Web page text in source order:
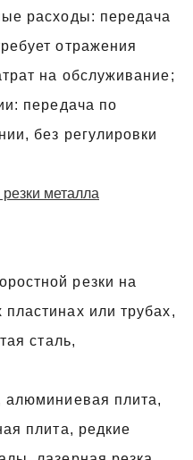
расходы: передача
отражения
на обслуживание;
передача по
без регулировки
металла
резки на
или трубах,
сталь,
алюминиевая плита,
плита, редкие